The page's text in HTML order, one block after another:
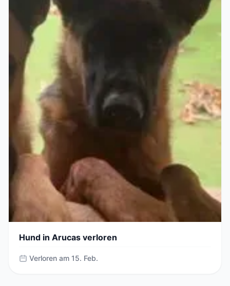
Hund in Arucas verloren
Verloren am 15. Feb.